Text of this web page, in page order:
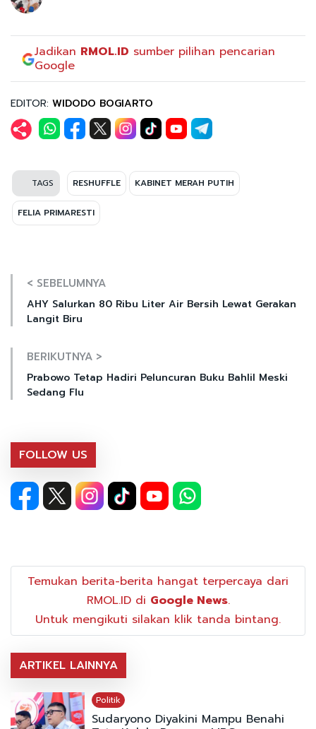
Jadikan RMOL.ID sumber pilihan pencarian
Google
EDITOR: WIDODO BOGIARTO
TAGS RESHUFFLE KABINET MERAH PUTIH
FELIA PRIMARESTI
< SEBELUMNYA
AHY Salurkan 80 Ribu Liter Air Bersih Lewat Gerakan
Langit Biru
BERIKUTNYA >
Prabowo Tetap Hadiri Peluncuran Buku Bahlil Meski
Sedang Flu
FOLLOW US
Temukan berita-berita hangat terpercaya dari
RMOL.ID di Google News.
Untuk mengikuti silakan klik tanda bintang.
ARTIKEL LAINNYA
Politik
Sudaryono Diyakini Mampu Benahi